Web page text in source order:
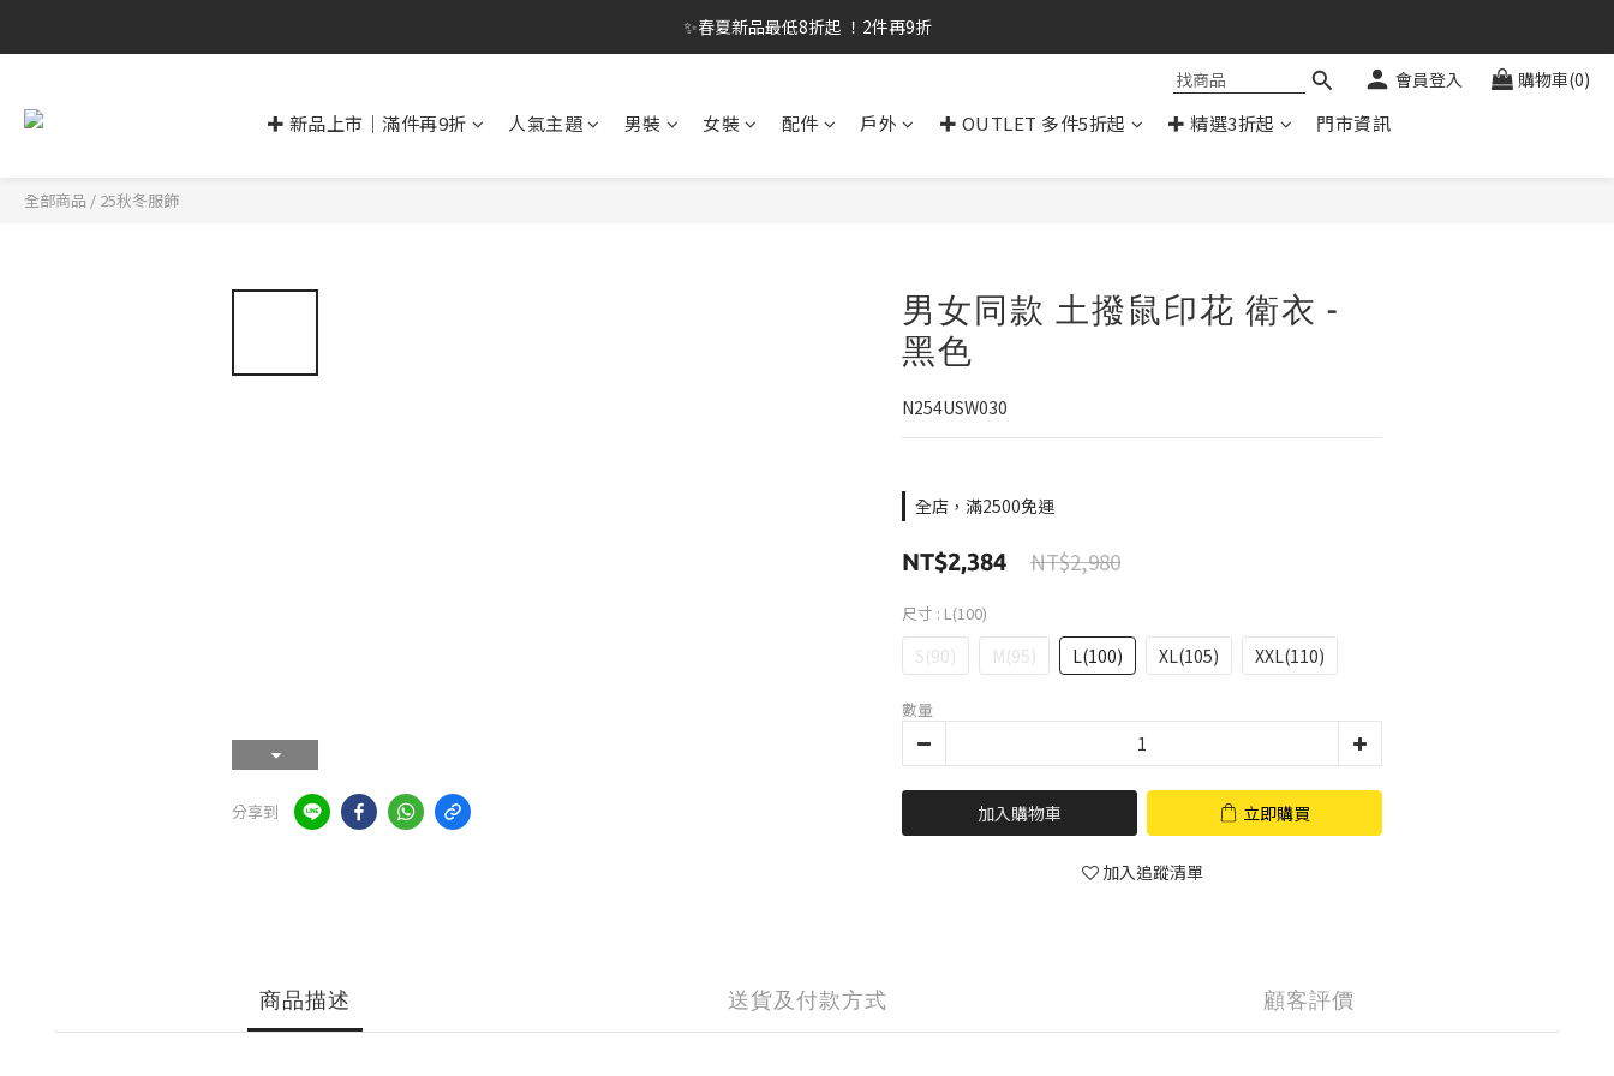
✨春夏新品最低8折起 ！2件再9折
✨春夏新品最低8折起 ！2件再9折
✨購買指定後背包送好運鑰匙圈 (贈完為止)
會員登入 購物車(0)
✚ 新品上市｜滿件再9折 人氣主題 男裝 女裝 配件 戶外 ✚ OUTLET 多件5折起 ✚ 精選3折起 門市資訊
全部商品 / 25秋冬服飾
分享到
男女同款 土撥鼠印花 衛衣 -
黑色
N254USW030
全店，滿2500免運
NT$2,384 NT$2,980
尺寸 : L(100)
S(90) M(95) L(100) XL(105) XXL(110)
數量
加入購物車 立即購買
加入追蹤清單
商品描述 送貨及付款方式 顧客評價